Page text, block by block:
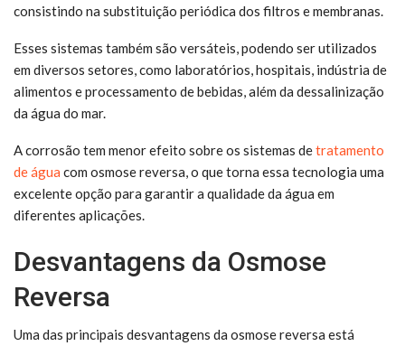
consistindo na substituição periódica dos filtros e membranas.
Esses sistemas também são versáteis, podendo ser utilizados
em diversos setores, como laboratórios, hospitais, indústria de
alimentos e processamento de bebidas, além da dessalinização
da água do mar.
A corrosão tem menor efeito sobre os sistemas detratamento
de água com osmose reversa, o que torna essa tecnologia uma
excelente opção para garantir a qualidade da água em
diferentes aplicações.
Desvantagens da Osmose
Reversa
Uma das principais desvantagens da osmose reversa está